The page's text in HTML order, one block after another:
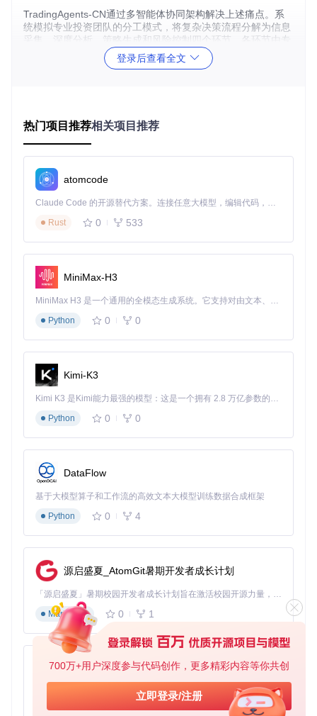
700万+用户深度参与代码创作，更多精彩内容等你共创
立即登录/注册
TradingAgents-CN通过多智能体协同架构解决上述痛点。系
统模拟专业投资团队的分工模式，将复杂决策流程分解为信息
采集、深度分析、策略生成和风险控制四个环节，各环节由专
用智能体负责，实现从数据到决策的全流程自动化。
并行处理能力：同时分析多个数据源和市场维度
决策闭环形成：从信息输入到策略输出的完整链路
风险动态评估：实时监控市场变化并调整策略参数
技术架构解析：智能体协作的工作原理
TradingAgents-CN系统采用分层架构设计，由数据层、智能
体层和应用层构成。数据层负责市场数据、新闻资讯和财务数
据的采集与预处理；智能体层包含四大核心智能体；应用层提
供Web界面和API接口，满足不同用户需求。
四大智能体功能解析
对标的进行评估。系统会自动收集相关财务指标、行业数据和
市场情绪，生成平衡的投资分析报告。这种"双视角辩论机
制"有效避免了单一分析角度的局限性，使结论更加客观全
面。
究员提供的多维度分析结果，结合市场流动性、交易成本等实
际因素，生成包含入场点、目标价位和止损位置的完整交易方
案。系统支持多种订单类型，包括市价单、限价单和条件单，
满足不同交易需求。
分析师智能体
交媒体情绪追踪、宏观经济趋势研判和公司基本面评估四个维
度，为投资决策提供全方位信息支持。该智能体采用自适应学
习算法，能够根据市场变化调整分析模型权重。
风险控制智能体提供多层次风险管理功能，包括激进、中性和
保守三种风险偏好设置。系统会根据用户选择的风险等级，自
动调整仓位大小、止损策略和资产配置比例，实现风险与收益
的动态平衡。
系统部署与基础配置指南
TradingAgents-CN提供两种部署方式，用户可根据技术背景
和使用需求选择适合的方案。Docker部署适合非技术用户，源
登录后查看全文
热门项目推荐相关项目推荐
atomcode
Claude Code 的开源替代方案。连接任意大模型，编辑代码，运行命令，自动验证 — 全自动执行。用 Rust 构建，极致性能。 ｜ An open-source alternative to Claude Code. Connect any LLM, edit code, run commands, and verify changes — autonomously. Built in Rust for speed. Get Started
Rust
0 533
MiniMax-H3
MiniMax H3 是一个通用的全模态生成系统。它支持对由文本、图像、视频和音频组成的多模态上下文进行统一理解，并能生成分辨率高达 2K、时长可达 15 秒的带原生立体声音频的视频。得益于面向任务泛化的系统设计，H3 在预训练阶段就已具备广泛的多模态上下文理解与生成能力，能够出色地执行复杂的多模态指令。
Python
0 0
Kimi-K3
Kimi K3 是Kimi能力最强的模型：这是一个拥有 2.8 万亿参数的混合专家（MoE）模型，具备原生视觉理解能力，并支持 100 万 token 的上下文窗口。
Python
0 0
DataFlow
基于大模型算子和工作流的高效文本大模型训练数据合成框架
Python
0 4
源启盛夏_AtomGit暑期开发者成长计划
「源启盛夏」暑期校园开发者成长计划旨在激活校园开源力量，通过积分激励、认证扶持、资源倾斜等形式，引导高校组织和开发者完成「入驻 — 建项目 — 做贡献 — 获认证 — 得资源」的完整闭环。无论你是想带领社团入驻平台的组织者，还是希望用代码贡献证明自己的开发者，都能在这里找到属于你的成长路径。
Markdown
0 1
py-xiaozhi
基于Python的Xiaozhi AI，适用于想要完整Xiaozhi体验而无需拥有专用硬件的用户。
Python
0 1